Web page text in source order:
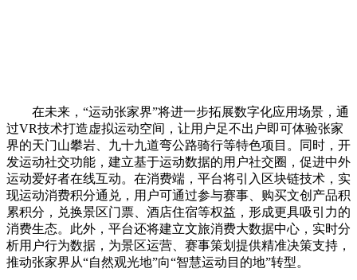
在未来，“运动张家界”将进一步拓展数字化应用场景，通
过VR技术打造虚拟运动空间，让用户足不出户即可体验张家
界的天门山攀岩、九十九道弯公路骑行等特色项目。同时，开
发运动社交功能，建立基于运动数据的用户社交圈，促进中外
运动爱好者在线互动。在消费端，平台将引入区块链技术，实
现运动消费积分通兑，用户可通过参与赛事、购买文创产品积
累积分，兑换景区门票、酒店住宿等权益，形成更具吸引力的
消费生态。此外，平台还将建立文旅消费大数据中心，实时分
析用户行为数据，为景区运营、赛事策划提供精准决策支持，
推动张家界从“自然观光地”向“智慧运动目的地”转型。